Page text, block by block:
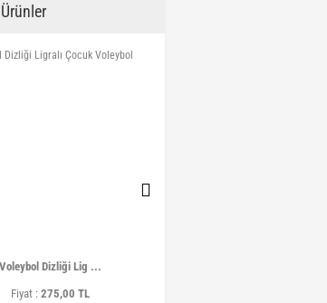
Voleybol Dizliği Lig ...
Fiyat : 275,00 TL